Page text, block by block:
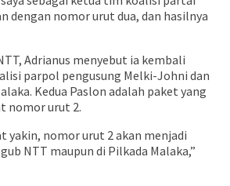
dengan nomor urut dua, dan hasilnya
Adrianus menyebut ia kembali
parpol pengusung Melki-Johni dan
Kedua Paslon adalah paket yang
nomor urut 2.
yakin, nomor urut 2 akan menjadi
NTT maupun di Pilkada Malaka,”